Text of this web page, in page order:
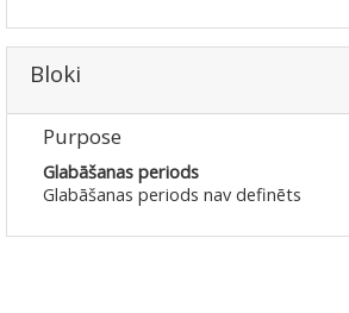
Bloki
Purpose
Glabāšanas periods
Glabāšanas periods nav definēts